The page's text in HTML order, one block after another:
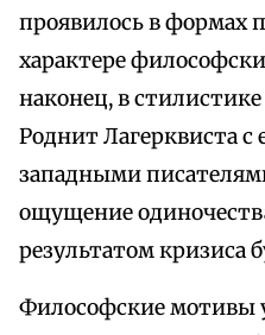
проявилось в формах
характере
наконец, в
Роднит Лагерквиста
западными
ощущение
результатом кризиса
Философские мотивы